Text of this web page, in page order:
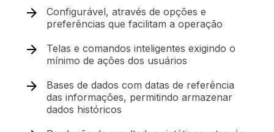
Configurável, através de opções e
preferências que facilitam a operação
Telas e comandos inteligentes exigindo o
mínimo de ações dos usuários
Bases de dados com datas de referência
das informações, permitindo armazenar
dados históricos